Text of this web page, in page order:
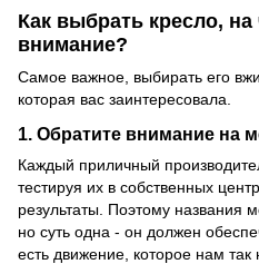
Как выбрать кресло, на
внимание?
Самое важное, выбирать его
которая вас заинтересовала.
1. Обратите внимание на
Каждый приличный
тестируя их в собственных
результаты. Поэтому названия
но суть одна - он должен
есть движение, которое нам